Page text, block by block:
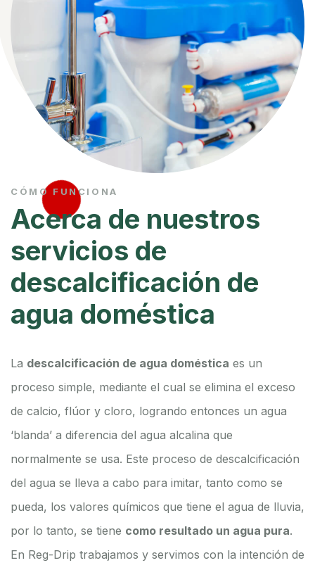
CÓMO FUNCIONA
Acerca de nuestros
servicios de
descalcificación de
agua doméstica
La descalcificación de agua doméstica es un
proceso simple, mediante el cual se elimina el exceso
de calcio, flúor y cloro, logrando entonces un agua
‘blanda’ a diferencia del agua alcalina que
normalmente se usa. Este proceso de descalcificación
del agua se lleva a cabo para imitar, tanto como se
pueda, los valores químicos que tiene el agua de lluvia,
por lo tanto, se tiene como resultado un agua pura.
En Reg-Drip trabajamos y servimos con la intención de